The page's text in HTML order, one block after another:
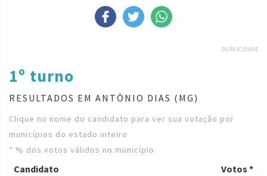
PUBLICIDADE
1º turno
RESULTADOS EM ANTÔNIO DIAS (MG)
Clique no nome do candidato para ver sua votação por
municípios do estado inteiro
* % dos votos válidos no município
Candidato Votos *